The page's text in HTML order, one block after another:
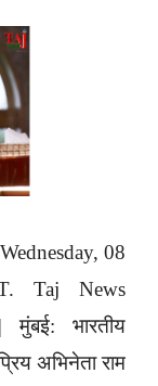
08
Taj News
मुंबई: भारतीय
अभिनेता राम